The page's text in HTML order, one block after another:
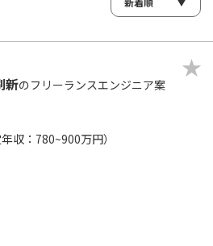
新のフリーランスエンジニア案
収：780~900万円）